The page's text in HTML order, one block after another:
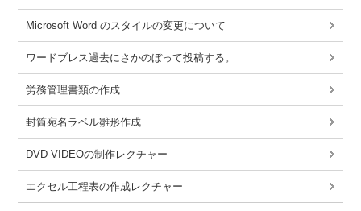
Microsoft Word のスタイルの変更について
ワードブレス過去にさかのぼって投稿する。
労務管理書類の作成
封筒宛名ラベル雛形作成
DVD-VIDEOの制作レクチャー
エクセル工程表の作成レクチャー